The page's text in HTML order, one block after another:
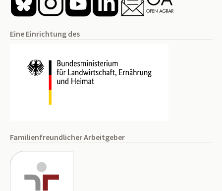
Eine Einrichtung des
Familienfreundlicher Arbeitgeber